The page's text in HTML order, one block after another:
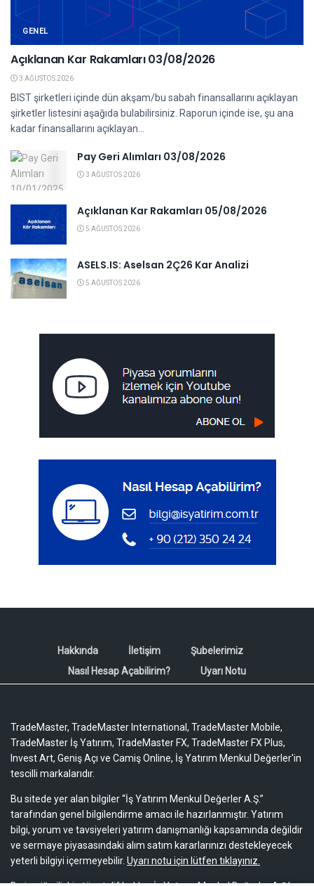
GENEL
Açıklanan Kar Rakamları 03/08/2026
3 AĞUSTOS 2026
BIST şirketleri içinde dün akşam/bu sabah finansallarını açıklayan
şirketler listesini aşağıda bulabilirsiniz. Raporun içinde ise, şu ana
kadar finansallarını açıklayan...
Pay Geri Alımları 03/08/2026
3 AĞUSTOS 2026
Açıklanan Kar Rakamları 05/08/2026
5 AĞUSTOS 2026
ASELS.IS: Aselsan 2Ç26 Kar Analizi
5 AĞUSTOS 2026
Hakkında İletişim
Şubelerimiz
Nasıl Hesap Açabilirim?
Uyarı Notu
TradeMaster, TradeMaster International, TradeMaster Mobile,
TradeMaster İş Yatırım, TradeMaster FX, TradeMaster FX Plus,
Invest Art, Geniş Açı ve Camiş Online, İş Yatırım Menkul Değerler'in
tescilli markalarıdır.
Bu sitede yer alan bilgiler “İş Yatırım Menkul Değerler A.Ş.”
tarafından genel bilgilendirme amacı ile hazırlanmıştır. Yatırım
bilgi, yorum ve tavsiyeleri yatırım danışmanlığı kapsamında değildir
ve sermaye piyasasındaki alım satım kararlarınızı destekleyecek
yeterli bilgiyi içermeyebilir. Uyarı notu için lütfen tıklayınız.